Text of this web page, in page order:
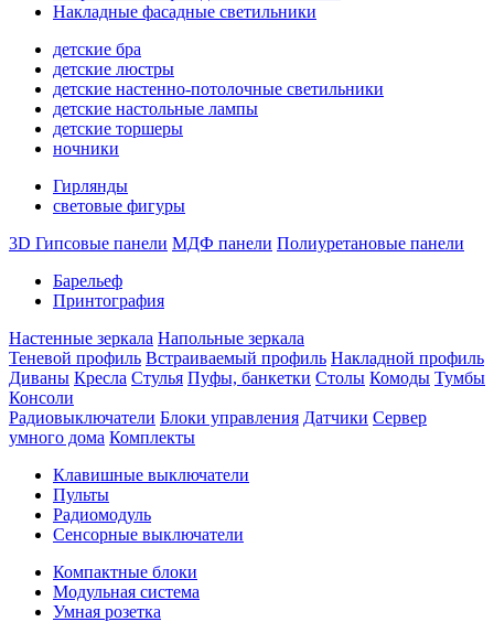
Накладные фасадные светильники
детские бра
детские люстры
детские настенно-потолочные светильники
детские настольные лампы
детские торшеры
ночники
Гирлянды
световые фигуры
3D Гипсовые панели МДФ панели Полиуретановые панели
Барельеф
Принтография
Настенные зеркала Напольные зеркала
Теневой профиль Встраиваемый профиль Накладной профиль
Диваны Кресла Стулья Пуфы, банкетки Столы Комоды Тумбы
Консоли
Радиовыключатели Блоки управления Датчики Сервер
умного дома Комплекты
Клавишные выключатели
Пульты
Радиомодуль
Сенсорные выключатели
Компактные блоки
Модульная система
Умная розетка